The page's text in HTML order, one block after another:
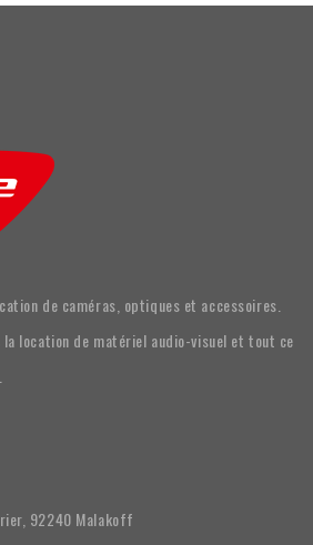
de caméras, optiques et accessoires.
location de matériel audio-visuel et tout ce
92240 Malakoff